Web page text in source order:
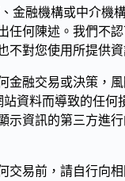
金融機構或中介機
任何陳述。我們不
不對您使用所提供
金融交易或決策，
資料而導致的任何
示資訊的第三方進
交易前，請自行向